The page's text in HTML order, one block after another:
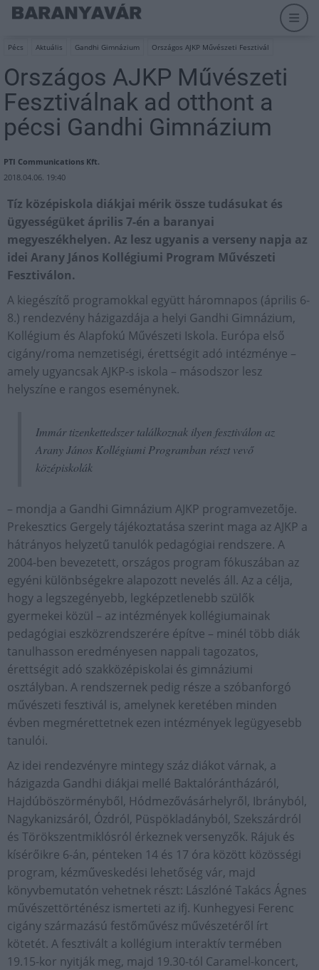
Pécs Aktuális Gandhi Gimnázium Országos AJKP Művészeti Fesztivál
Országos AJKP Művészeti
Fesztiválnak ad otthont a
pécsi Gandhi Gimnázium
PTI Communications Kft.
2018.04.06. 19:40
Tíz középiskola diákjai mérik össze tudásukat és
ügyességüket április 7-én a baranyai
megyeszékhelyen. Az lesz ugyanis a verseny napja az
idei Arany János Kollégiumi Program Művészeti
Fesztiválon.
A kiegészítő programokkal együtt háromnapos (április 6-
8.) rendezvény házigazdája a helyi Gandhi Gimnázium,
Kollégium és Alapfokú Művészeti Iskola. Európa első
cigány/roma nemzetiségi, érettségit adó intézménye –
amely ugyancsak AJKP-s iskola – másodszor lesz
helyszíne e rangos eseménynek.
Immár tizenkettedszer találkoznak ilyen fesztiválon az
Arany János Kollégiumi Programban részt vevő
középiskolák
– mondja a Gandhi Gimnázium AJKP programvezetője.
Prekesztics Gergely tájékoztatása szerint maga az AJKP a
hátrányos helyzetű tanulók pedagógiai rendszere. A
2004-ben bevezetett, országos program fókuszában az
egyéni különbségekre alapozott nevelés áll. Az a célja,
hogy a legszegényebb, legképzetlenebb szülők
gyermekei közül – az intézmények kollégiumainak
pedagógiai eszközrendszerére építve – minél több diák
tanulhasson eredményesen nappali tagozatos,
érettségit adó szakközépiskolai és gimnáziumi
osztályban. A rendszernek pedig része a szóbanforgó
művészeti fesztivál is, amelynek keretében minden
évben megmérettetnek ezen intézmények legügyesebb
tanulói.
Az idei rendezvényre mintegy száz diákot várnak, a
házigazda Gandhi diákjai mellé Baktalórántházáról,
Hajdúböszörményből, Hódmezővásárhelyről, Ibrányból,
Nagykanizsáról, Ózdról, Püspökladányból, Szekszárdról
és Törökszentmiklósról érkeznek versenyzők. Rájuk és
kísérőikre 6-án, pénteken 14 és 17 óra között közösségi
program, kézműveskedési lehetőség vár, majd
könyvbemutatón vehetnek részt: Lászlóné Takács Ágnes
művészettörténész ismerteti az ifj. Kunhegyesi Ferenc
cigány származású festőművész művészetéről írt
kötetét. A fesztivált a kollégium interaktív termében
19.15-kor nyitják meg, majd 19.30-tól Caramel-koncert,